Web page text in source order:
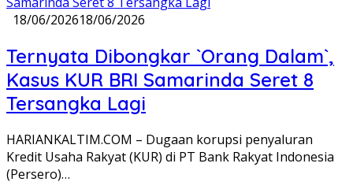
18/06/202618/06/2026
Ternyata Dibongkar `Orang Dalam`,
Kasus KUR BRI Samarinda Seret 8
Tersangka Lagi
HARIANKALTIM.COM – Dugaan korupsi penyaluran
Kredit Usaha Rakyat (KUR) di PT Bank Rakyat Indonesia
(Persero)…